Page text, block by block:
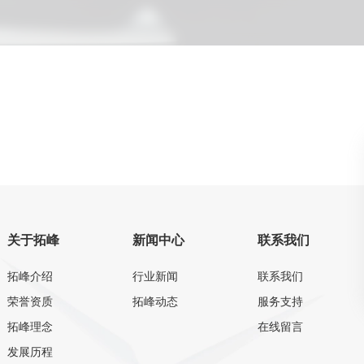
关于拓峰
拓峰介绍
荣誉资质
拓峰理念
发展历程
新闻中心
行业新闻
拓峰动态
联系我们
联系我们
服务支持
在线留言